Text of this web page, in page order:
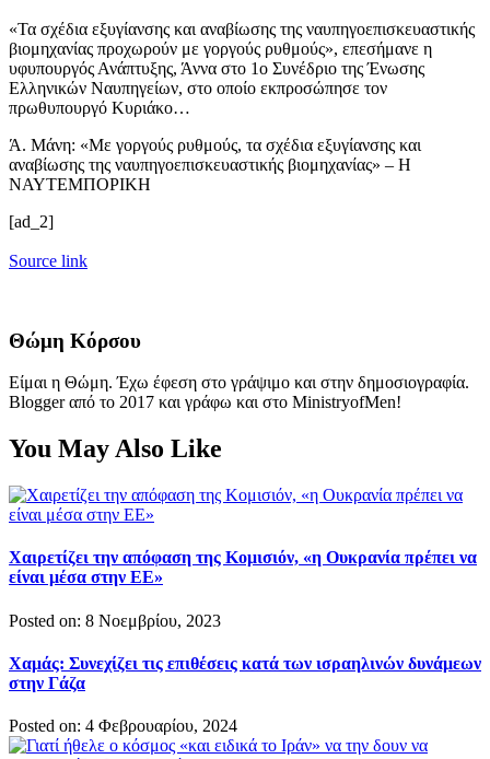
«Τα σχέδια εξυγίανσης και αναβίωσης της ναυπηγοεπισκευαστικής
βιομηχανίας προχωρούν με γοργούς ρυθμούς», επεσήμανε η
υφυπουργός Ανάπτυξης, Άννα στο 1ο Συνέδριο της Ένωσης
Ελληνικών Ναυπηγείων, στο οποίο εκπροσώπησε τον
πρωθυπουργό Κυριάκο…
Ά. Μάνη: «Με γοργούς ρυθμούς, τα σχέδια εξυγίανσης και
αναβίωσης της ναυπηγοεπισκευαστικής βιομηχανίας» – Η
ΝΑΥΤΕΜΠΟΡΙΚΗ
[ad_2]
Source link
Θώμη Κόρσου
Είμαι η Θώμη. Έχω έφεση στο γράψιμο και στην δημοσιογραφία.
Blogger από το 2017 και γράφω και στο MinistryofMen!
You May Also Like
Χαιρετίζει την απόφαση της Κομισιόν, «η Ουκρανία πρέπει να
είναι μέσα στην ΕΕ»
Posted on: 8 Νοεμβρίου, 2023
Χαμάς: Συνεχίζει τις επιθέσεις κατά των ισραηλινών δυνάμεων
στην Γάζα
Posted on: 4 Φεβρουαρίου, 2024